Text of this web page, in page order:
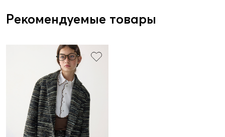
Рекомендуемые товары